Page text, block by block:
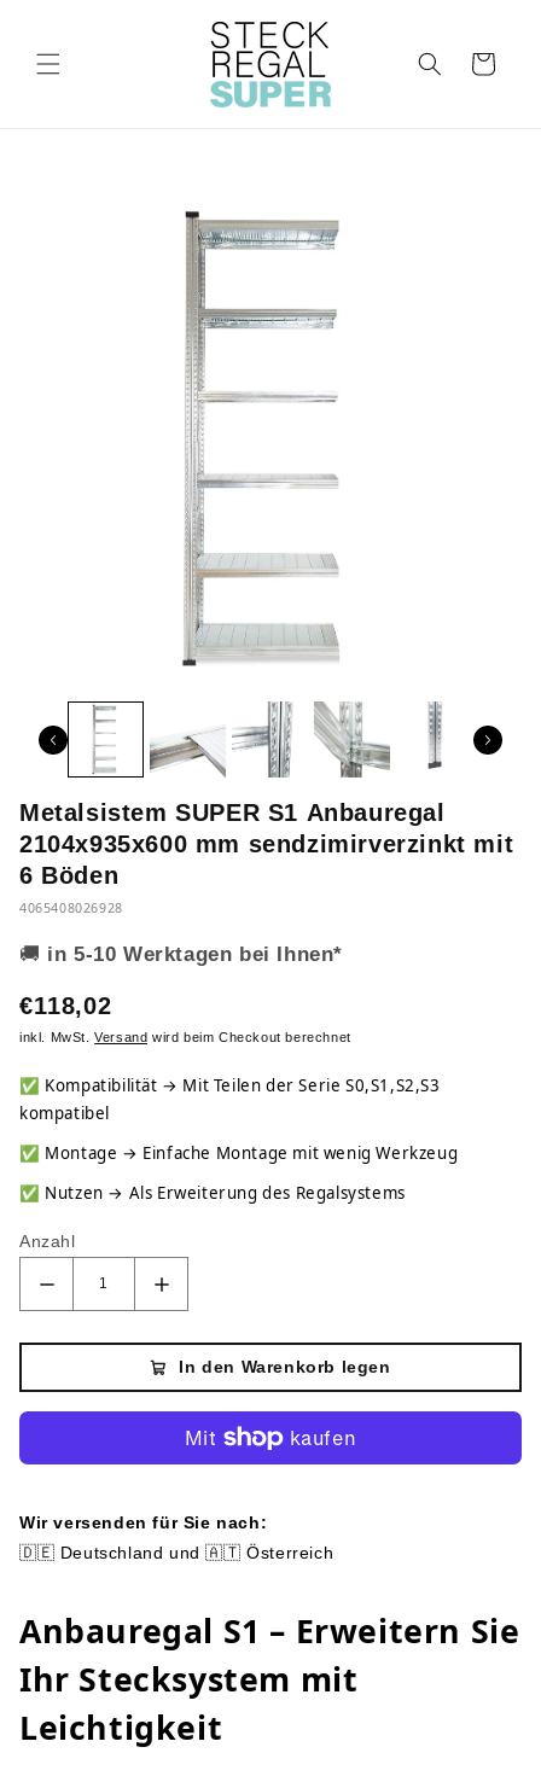
Inhalt
Warenkorb
Metalsistem SUPER S1 Anbauregal
2104x935x600 mm sendzimirverzinkt mit
6 Böden
4065408026928
🚚 in 5-10 Werktagen bei Ihnen*
€118,02
inkl. MwSt.Versand wird beim Checkout berechnet
✅ Kompatibilität → Mit Teilen der Serie S0,S1,S2,S3
kompatibel
✅ Montage → Einfache Montage mit wenig Werkzeug
✅ Nutzen → Als Erweiterung des Regalsystems
Anzahl
In den Warenkorb legen
Wir versenden für Sie nach:
🇩🇪 Deutschland und 🇦🇹 Österreich
Anbauregal S1 – Erweitern Sie
Ihr Stecksystem mit
Leichtigkeit